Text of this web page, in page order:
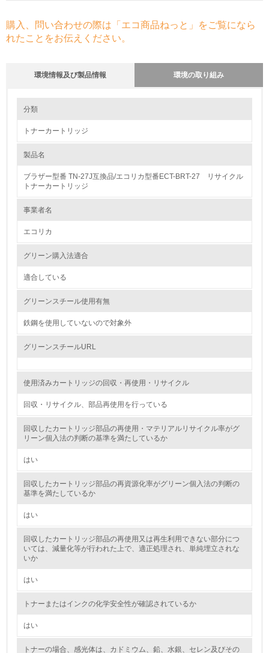
購入、問い合わせの際は「エコ商品ねっと」をご覧になら
れたことをお伝えください。
環境情報及び製品情報 環境の取り組み
1.環境取り組み体制
環境方針を持っている
環境対応の責任体制を定めている
環境問題に関する従業員教育を行っている
自社に関係する主要な環境法規制を把握し、順守している
レベル2
5.
環境取り組み体制と成果を定期的に検証して次の活動に活
かしている
従業員が環境方針に基づいて自分の業務の中で行うべき環
境対策を理解し、実践している
環境活動に関する規格やプログラムを導入している
→ 導入している規格名
第三者認証を取得している
2.環境への取り組み
分類
トナーカートリッジ
製品名
ブラザー型番 TN-27J互換品/エコリカ型番ECT-BRT-27 リサイクル
トナーカートリッジ
事業者名
エコリカ
グリーン購入法適合
適合している
グリーンスチール使用有無
鉄鋼を使用していないので対象外
グリーンスチールURL
使用済みカートリッジの回収・再使用・リサイクル
回収・リサイクル、部品再使用を行っている
回収したカートリッジ部品の再使用・マテリアルリサイクル率がグ
リーン個入法の判断の基準を満たしているか
はい
回収したカートリッジ部品の再資源化率がグリーン個入法の判断の
基準を満たしているか
はい
回収したカートリッジ部品の再使用又は再生利用できない部分につ
いては、減量化等が行われた上で、適正処理され、単純埋立されな
いか
はい
トナーまたはインクの化学安全性が確認されているか
はい
トナーの場合、感光体は、カドミウム、鉛、水銀、セレン及びその